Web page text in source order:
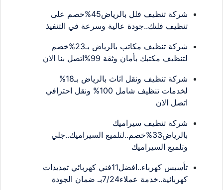
شركة تنظيف فلل بالرياض45%خصم على
تنظيف فلتك..جودة عالية وسرعة في التنفيذ
شركة تنظيف مكاتب بالرياض بـ23%خصم
لتنظيف مكتبك بأمان وثقة 99%اتصل بنا الان
شركة تنظيف ونقل اثاث بالرياض بـ18%
لخدمات تنظيف شامل 100% ونقل احترافي
اتصل الان
شركة تنظيف سيراميك
بالرياض33%خصم..لتلميع السيراميك..جلي
وتلميع السيراميك
تأسيس كهرباء..افضل11فني كهربائي تمديدات
كهربائية..خدمة عملاء7/24بـ ضمان الجودة